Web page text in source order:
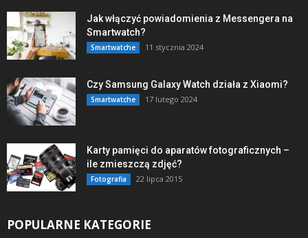
Jak włączyć powiadomienia z Messengera na
Smartwatch?
Smartwatche 11 stycznia 2024
Czy Samsung Galaxy Watch działa z Xiaomi?
Smartwatche 17 lutego 2024
Karty pamięci do aparatów fotograficznych –
ile zmieszczą zdjęć?
Fotografia 22 lipca 2015
POPULARNE KATEGORIE